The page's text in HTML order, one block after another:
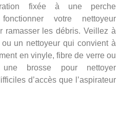
fixée à une perche
votre nettoyeur
ramasser les débris. Veillez à
un nettoyeur qui convient à
en vinyle, fibre de verre ou
brosse pour nettoyer
d’accès que l’aspirateur